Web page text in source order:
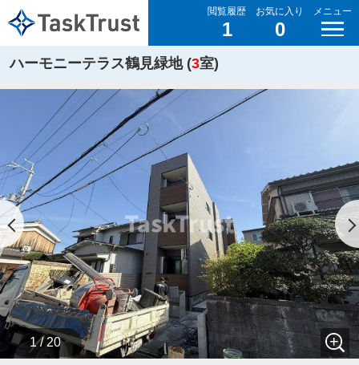
閲覧履歴
1
お気に入り
0
メニュー
ハーモニーテラス鶴見緑地 (3室)
1 / 20